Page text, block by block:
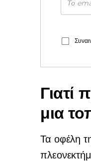
Γιατί
μια
Τα οφέλη